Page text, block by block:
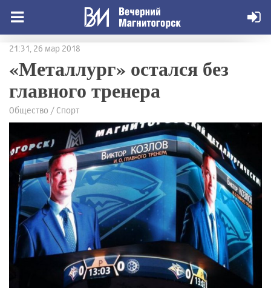
21:31, 26 мар 2018
«Металлург» остался без
главного тренера
Общество / Спорт